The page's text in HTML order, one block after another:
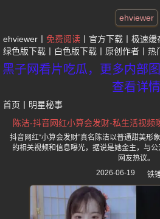
ehviewer
ehviewer 免费阅读 官方下载 极速缓
绿色版下载
白色版下载 原创作者 热
黑子网看片吃瓜，更多内部
查看详情
首页 明星秘事
陈洁-抖音网红小算会发财-私生活视频
抖音网红“小算会发财”真名陈洁以普通甜美形
的相关视频和信息曝光，据说是她金主，与
网友热议。
2026-06-19
铁